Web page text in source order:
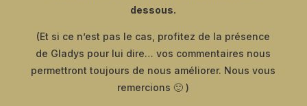
dessous.
(Et si ce n’est pas le cas, profitez de la présence
de Gladys pour lui dire… vos commentaires nous
permettront toujours de nous améliorer. Nous vous
remercions 🙂 )